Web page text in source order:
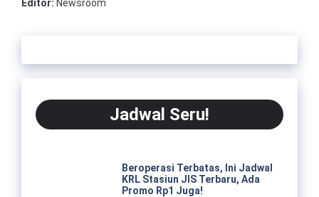
Editor: Newsroom
Jadwal Seru!
Beroperasi Terbatas, Ini Jadwal
KRL Stasiun JIS Terbaru, Ada
Promo Rp1 Juga!